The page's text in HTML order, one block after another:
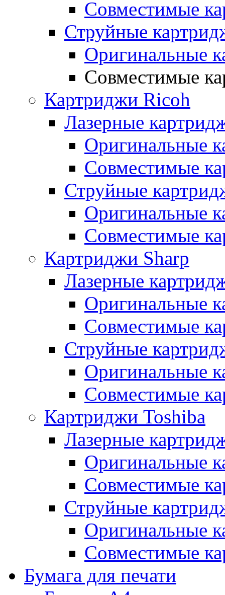
Совместимые
Струйные
Оригинальные
Совместимые
Картриджи Ricoh
Лазерные
Оригинальные
Совместимые
Струйные
Оригинальные
Совместимые
Картриджи Sharp
Лазерные
Оригинальные
Совместимые
Струйные
Оригинальные
Совместимые
Картриджи Toshiba
Лазерные
Оригинальные
Совместимые
Струйные
Оригинальные
Совместимые
Бумага для печати